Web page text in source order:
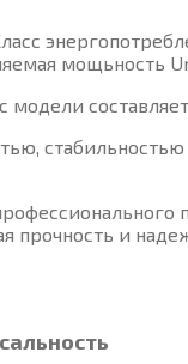
мощьность
составляет ,
и